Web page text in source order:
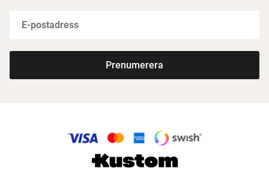
Prenumerera